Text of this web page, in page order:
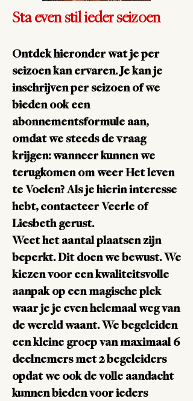
Sta even stil ieder seizoen
Ontdek hieronder wat je per
seizoen kan ervaren. Je kan je
inschrijven per seizoen of we
bieden ook een
abonnementsformule aan,
omdat we steeds de vraag
krijgen: wanneer kunnen we
terugkomen om weer Het leven
te Voelen? Als je hierin interesse
hebt, contacteer Veerle of
Liesbeth gerust.
Weet het aantal plaatsen zijn
beperkt. Dit doen we bewust. We
kiezen voor een kwaliteitsvolle
aanpak op een magische plek
waar je je even helemaal weg van
de wereld waant. We begeleiden
een kleine groep van maximaal 6
deelnemers met 2 begeleiders
opdat we ook de volle aandacht
kunnen bieden voor ieders